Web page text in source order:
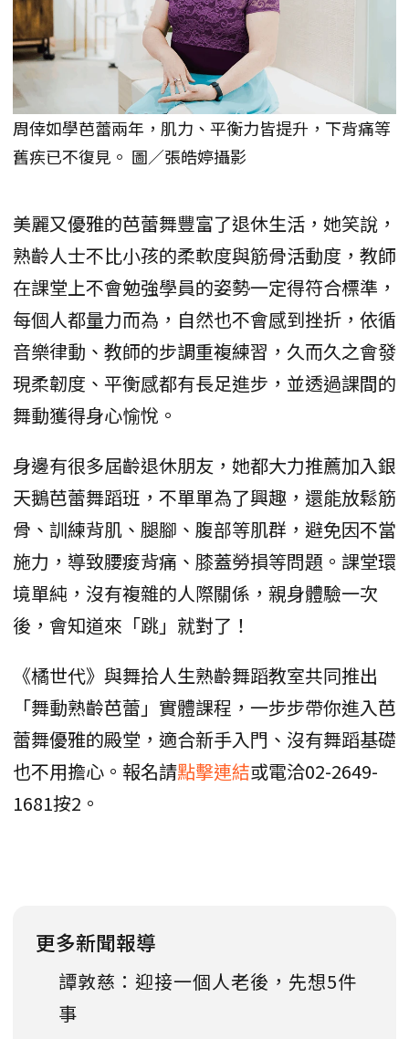
周倖如學芭蕾兩年，肌力、平衡力皆提升，下背痛等
舊疾已不復見。 圖／張皓婷攝影
美麗又優雅的芭蕾舞豐富了退休生活，她笑說，
熟齡人士不比小孩的柔軟度與筋骨活動度，教師
在課堂上不會勉強學員的姿勢一定得符合標準，
每個人都量力而為，自然也不會感到挫折，依循
音樂律動、教師的步調重複練習，久而久之會發
現柔韌度、平衡感都有長足進步，並透過課間的
舞動獲得身心愉悅。
身邊有很多屆齡退休朋友，她都大力推薦加入銀
天鵝芭蕾舞蹈班，不單單為了興趣，還能放鬆筋
骨、訓練背肌、腿腳、腹部等肌群，避免因不當
施力，導致腰痠背痛、膝蓋勞損等問題。課堂環
境單純，沒有複雜的人際關係，親身體驗一次
後，會知道來「跳」就對了！
《橘世代》與舞拾人生熟齡舞蹈教室共同推出
「舞動熟齡芭蕾」實體課程，一步步帶你進入芭
蕾舞優雅的殿堂，適合新手入門、沒有舞蹈基礎
也不用擔心。報名請點擊連結或電洽02-2649-
1681按2。
更多新聞報導
譚敦慈：迎接一個人老後，先想5件
事